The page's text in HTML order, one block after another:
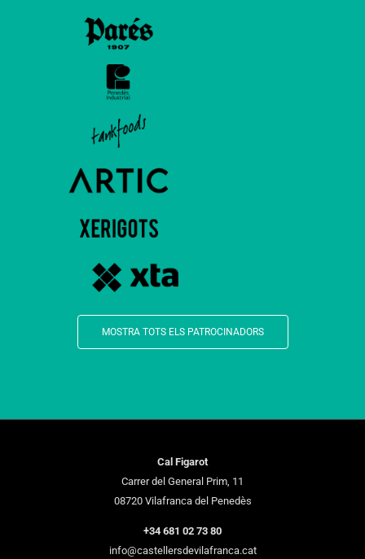
MOSTRA TOTS ELS PATROCINADORS
Cal Figarot
Carrer del General Prim, 11
08720 Vilafranca del Penedès
+34 681 02 73 80
info@castellersdevilafranca.cat